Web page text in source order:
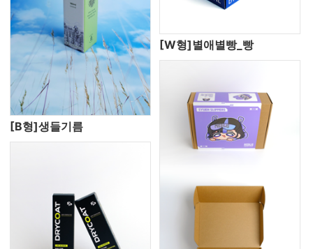
[B형]생들기름
[W형]별애별빵_빵